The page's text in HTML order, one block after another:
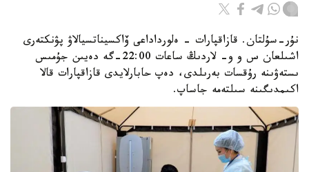
نۇر-سۇلتان. قازاقپارات - ەلورداداعى ۆاكسيناتسيالاۋ پۋنكتەرى
اشىلعان س و و- لاردىڭ ساعات 22:00-گە دەيىن جۇمىس
ىستەۋىنە رۇقسات بەرىلدى، دەپ حابارلايدى قازاقپارات قالا
اكىمدىگىنە سىلتەمە جاساپ.